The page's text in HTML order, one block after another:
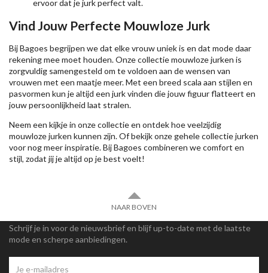
ervoor dat je jurk perfect valt.
Vind Jouw Perfecte Mouwloze Jurk
Bij Bagoes begrijpen we dat elke vrouw uniek is en dat mode daar
rekening mee moet houden. Onze collectie mouwloze jurken is
zorgvuldig samengesteld om te voldoen aan de wensen van
vrouwen met een maatje meer. Met een breed scala aan stijlen en
pasvormen kun je altijd een jurk vinden die jouw figuur flatteert en
jouw persoonlijkheid laat stralen.
Neem een kijkje in onze collectie en ontdek hoe veelzijdig
mouwloze jurken kunnen zijn. Of bekijk onze gehele collectie jurken
voor nog meer inspiratie. Bij Bagoes combineren we comfort en
stijl, zodat jij je altijd op je best voelt!
NAAR BOVEN
Schrijf je in voor de nieuwsbrief en blijf up-to-date met de laatste
mode en scherpe aanbiedingen.